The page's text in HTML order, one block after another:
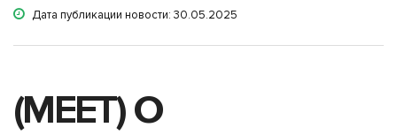
Дата публикации новости: 30.05.2025
(MEET) О